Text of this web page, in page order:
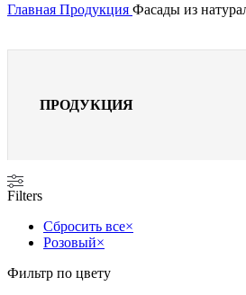
Главная Продукция Фасады из
ПРОДУКЦИЯ
Filters
Сбросить все×
Розовый×
Фильтр по цвету